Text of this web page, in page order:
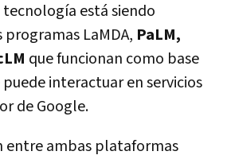
tecnología está siendo
LaMDA, PaLM,
que funcionan como base
interactuar en servicios
de Google.
entre ambas plataformas